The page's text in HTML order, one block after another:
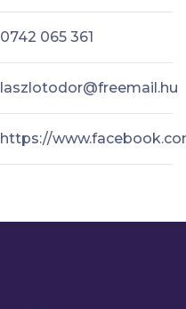
0742 065 361
laszlotodor@freemail.hu
https://